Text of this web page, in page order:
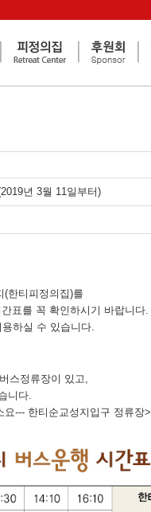
년 3월 11일부터)
(한티피정의집)를
표를 꼭 확인하시기 바랍니다.
하실 수 있습니다.
스정류장이 있고,
니다.
--- 한티순교성지입구 정류장>